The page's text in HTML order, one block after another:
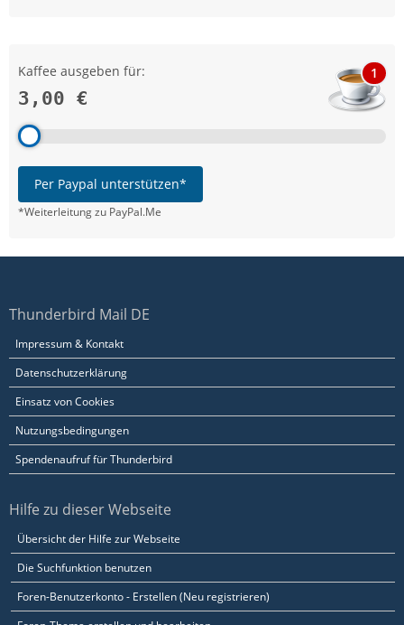
Kaffee ausgeben für:
3,00 €
1
Per Paypal unterstützen*
*Weiterleitung zu PayPal.Me
Thunderbird Mail DE
Impressum & Kontakt
Datenschutzerklärung
Einsatz von Cookies
Nutzungsbedingungen
Spendenaufruf für Thunderbird
Hilfe zu dieser Webseite
Übersicht der Hilfe zur Webseite
Die Suchfunktion benutzen
Foren-Benutzerkonto - Erstellen (Neu registrieren)